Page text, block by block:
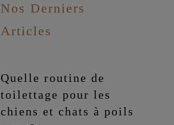
Nos Derniers
Articles
Quelle routine de
toilettage pour les
chiens et chats à poils